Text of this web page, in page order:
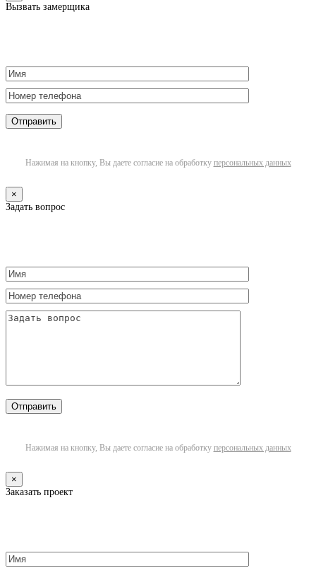
Вызвать замерщика
Нажимая на кнопку, Вы даете согласие на обработку персональных данных
×
Задать вопрос
Нажимая на кнопку, Вы даете согласие на обработку персональных данных
×
Заказать проект